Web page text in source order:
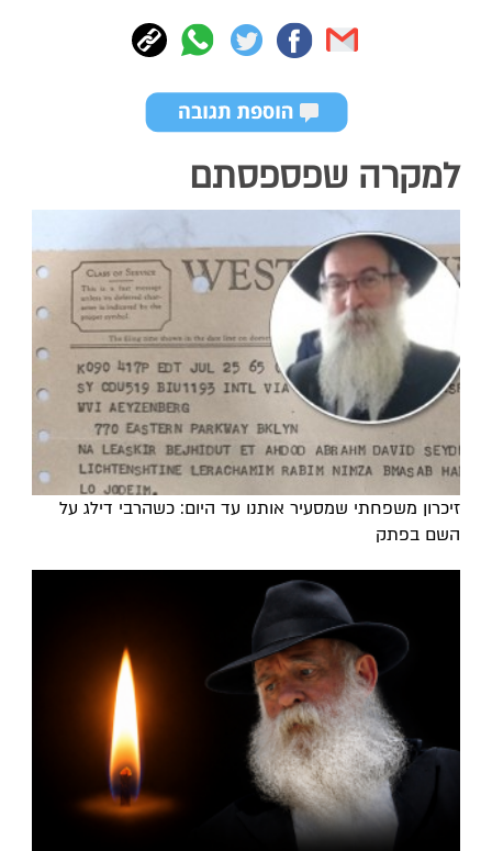
למקרה שפספסתם
זיכרון משפחתי שמסעיר אותנו עד היום: כשהרבי דילג על
השם בפתק